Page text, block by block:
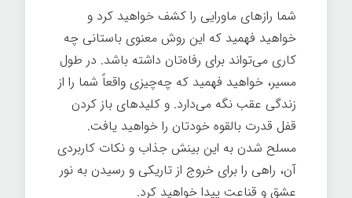
شما رازهای ماورایی را کشف خواهید کرد و
خواهید فهمید که این روش معنوی باستانی چه
کاری می‌تواند برای رفاه‌تان داشته باشد. در طول
مسیر، خواهید فهمید که چه‌چیزی واقعاً شما را از
زندگی عقب نگه می‌دارد. و کلیدهای باز کردن
قفل قدرت بالقوه خودتان را خواهید یافت.
مسلح شدن به این بینش جذاب و نکات کاربردی
آن، راهی را برای خروج از تاریکی و رسیدن به نور
عشق و قناعت پیدا خواهید کرد.